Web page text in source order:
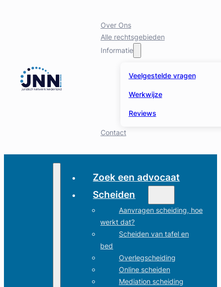
Over Ons
Alle rechtsgebieden
Informatie
Veelgestelde vragen
Werkwijze
Reviews
Contact
Zoek een advocaat
Scheiden
Aanvragen scheiding, hoe
werkt dat?
Scheiden van tafel en
bed
Overlegscheiding
Online scheiden
Mediation scheiding